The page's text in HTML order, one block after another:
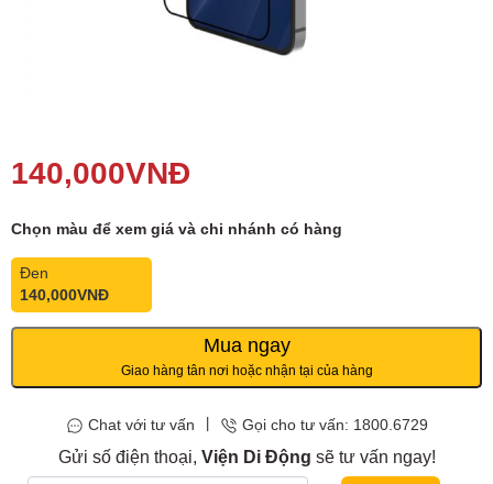
140,000VNĐ
Chọn màu để xem giá và chi nhánh có hàng
Đen
140,000VNĐ
Mua ngay
Giao hàng tân nơi hoặc nhận tại của hàng
Chat với tư vấn Gọi cho tư vấn: 1800.6729
Gửi số điện thoại, Viện Di Động sẽ tư vấn ngay!